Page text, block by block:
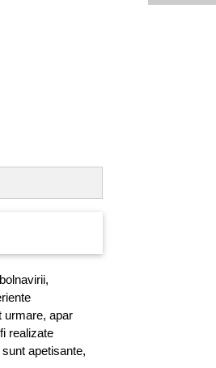
urmare, apar
realizate
apetisante,